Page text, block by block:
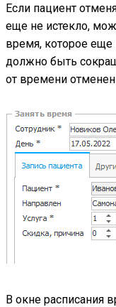
Если пациент
еще не истекло,
время, которое еще
должно быть
от времени
В окне расписания